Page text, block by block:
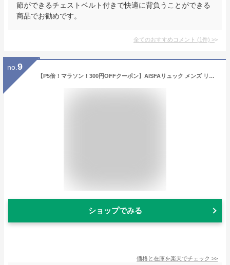
節ができるチェストベルト付きで快適に背負うことができる
商品でお勧めです。
全てのおすすめコメント (1件) >
no. 9
【P5倍！マラソン！300円OFFクーポン】AISFAリュック メンズ リュックサック スクエア バックパック サック防水 17インチPC ビジネスリュック bag ラップトップバック リュックラップ USB充電ポート付き アウトドア旅行 学生
ショップでみる
価格と在庫を楽天でチェック >>